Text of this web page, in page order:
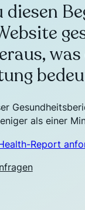
diesen
als einer
Report